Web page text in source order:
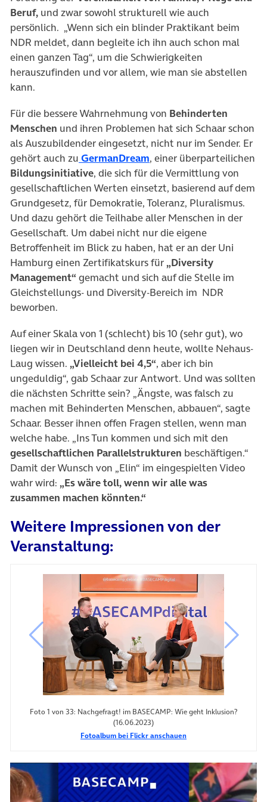
Beruf, und zwar sowohl strukturell wie auch
persönlich. „Wenn sich ein blinder Praktikant beim
NDR meldet, dann begleite ich ihn auch schon mal
einen ganzen Tag“, um die Schwierigkeiten
herauszufinden und vor allem, wie man sie abstellen
kann.
Für die bessere Wahrnehmung von Behinderten
Menschen und ihren Problemen hat sich Schaar schon
als Auszubildender eingesetzt, nicht nur im Sender. Er
gehört auch zu GermanDream, einer überparteilichen
Bildungsinitiative, die sich für die Vermittlung von
gesellschaftlichen Werten einsetzt, basierend auf dem
Grundgesetz, für Demokratie, Toleranz, Pluralismus.
Und dazu gehört die Teilhabe aller Menschen in der
Gesellschaft. Um dabei nicht nur die eigene
Betroffenheit im Blick zu haben, hat er an der Uni
Hamburg einen Zertifikatskurs für„Diversity
Management“ gemacht und sich auf die Stelle im
Gleichstellungs- und Diversity-Bereich im NDR
beworben.
Auf einer Skala von 1 (schlecht) bis 10 (sehr gut), wo
liegen wir in Deutschland denn heute, wollte Nehaus-
Laug wissen. „Vielleicht bei 4,5“, aber ich bin
ungeduldig“, gab Schaar zur Antwort. Und was sollten
die nächsten Schritte sein? „Ängste, was falsch zu
machen mit Behinderten Menschen, abbauen“, sagte
Schaar. Besser ihnen offen Fragen stellen, wenn man
welche habe. „Ins Tun kommen und sich mit den
gesellschaftlichen Parallelstrukturen beschäftigen.“
Damit der Wunsch von „Elin“ im eingespielten Video
wahr wird: „Es wäre toll, wenn wir alle was
zusammen machen könnten.“
Weitere Impressionen von der
Veranstaltung:
Foto 1 von 33: Nachgefragt! im BASECAMP: Wie geht Inklusion?
(16.06.2023)
vorheriges Bild
Fotoalbum bei Flickr anschauen